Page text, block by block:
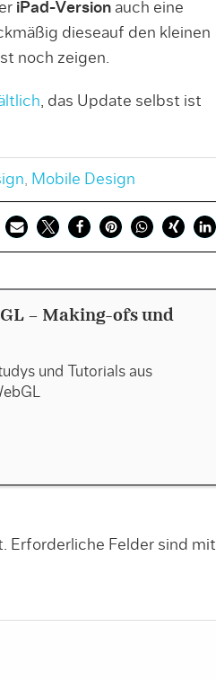
iPad-Versionauch eine
dieseauf den kleinen
noch zeigen.
, das Update selbst ist
, Mobile Design
- Making-ofs und
und Tutorials aus
Erforderliche Felder sind mit